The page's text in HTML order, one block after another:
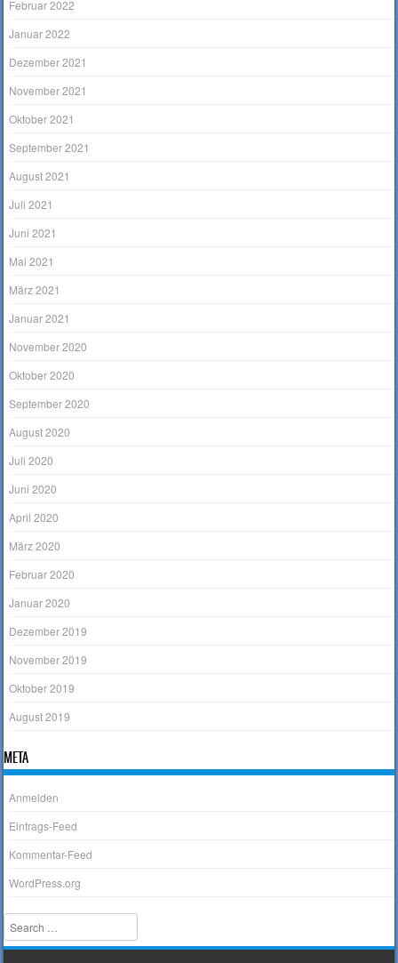
Februar 2022
Januar 2022
Dezember 2021
November 2021
Oktober 2021
September 2021
August 2021
Juli 2021
Juni 2021
Mai 2021
März 2021
Januar 2021
November 2020
Oktober 2020
September 2020
August 2020
Juli 2020
Juni 2020
April 2020
März 2020
Februar 2020
Januar 2020
Dezember 2019
November 2019
Oktober 2019
August 2019
META
Anmelden
Eintrags-Feed
Kommentar-Feed
WordPress.org
Search